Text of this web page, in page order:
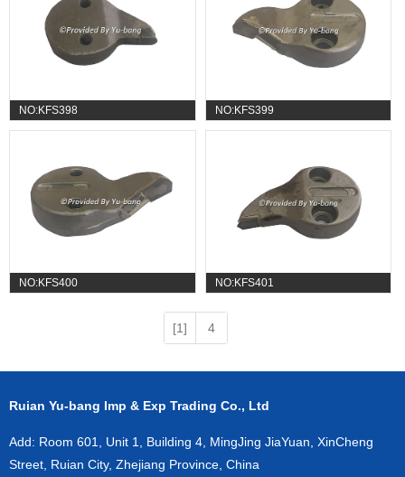
NO:KFS398 NO:KFS399
NO:KFS400 NO:KFS401
[1] 4
Ruian Yu-bang Imp & Exp Trading Co., Ltd
Add: Room 601, Unit 1, Building 4, MingJing JiaYuan, XinCheng
Street, Ruian City, Zhejiang Province, China